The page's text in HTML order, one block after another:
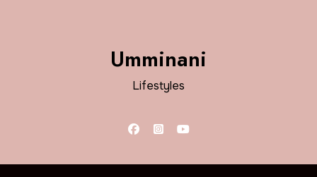
Umminani
Lifestyles